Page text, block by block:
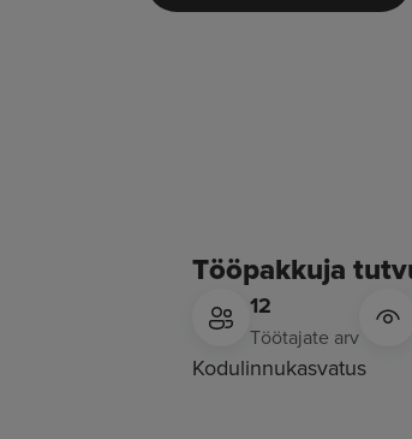
Tööpakkuja
12
Töötajate arv
Kodulinnukasvatus